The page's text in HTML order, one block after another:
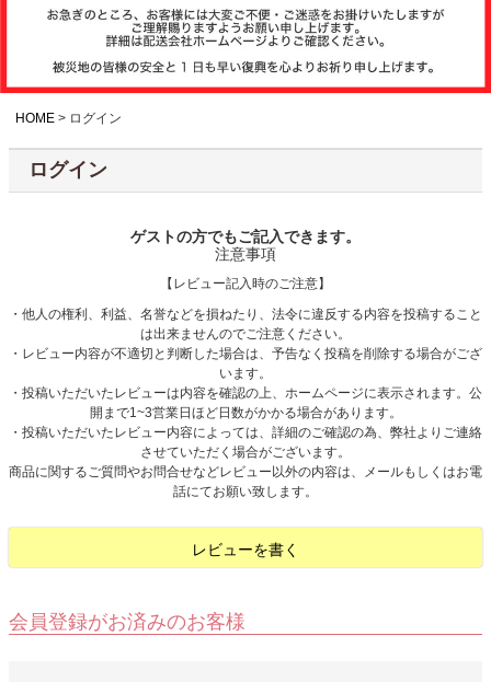
注文履歴
について
会社概要
お客様へのお知
HOME ログイン
ログイン
ゲストの方でもご記入できます。
注意事項
【レビュー記入時のご注意】
・他人の権利、利益、名誉などを損ねたり、法令に違反する内容を投稿すること
は出来ませんのでご注意ください。
・レビュー内容が不適切と判断した場合は、予告なく投稿を削除する場合がござ
います。
・投稿いただいたレビューは内容を確認の上、ホームページに表示されます。公
開まで1~3営業日ほど日数がかかる場合があります。
・投稿いただいたレビュー内容によっては、詳細のご確認の為、弊社よりご連絡
させていただく場合がございます。
商品に関するご質問やお問合せなどレビュー以外の内容は、メールもしくはお電
話にてお願い致します。
レビューを書く
会員登録がお済みのお客様